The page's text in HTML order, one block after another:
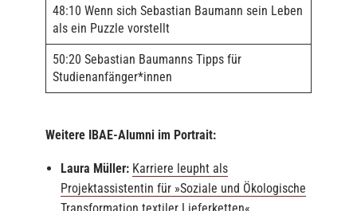
48:10 Wenn sich Sebastian Baumann sein Leben
als ein Puzzle vorstellt
50:20 Sebastian Baumanns Tipps für
Studienanfänger*innen
Weitere IBAE-Alumni im Portrait:
Laura Müller: Karriere leupht als
Projektassistentin für »Soziale und Ökologische